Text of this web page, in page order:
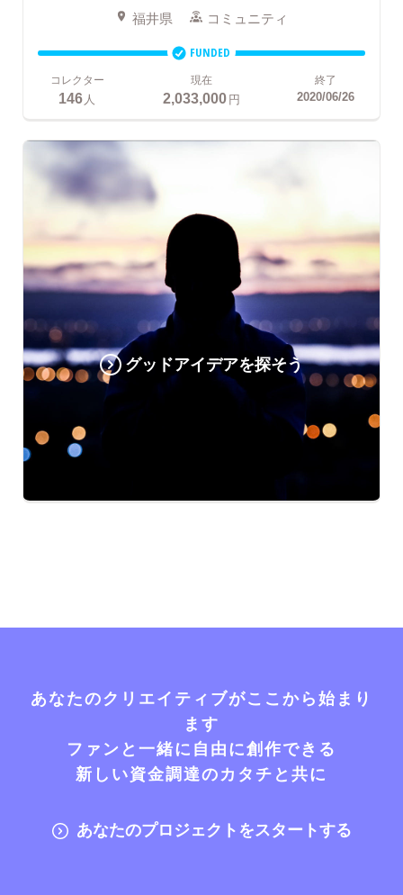
福井県 コミュニティ
FUNDED
コレクター
146 人
現在
2,033,000円
終了
2020/06/26
グッドアイデアを探そう
あなたのクリエイティブがここから始まり
ます
ファンと一緒に自由に創作できる
新しい資金調達のカタチと共に
あなたのプロジェクトをスタートする